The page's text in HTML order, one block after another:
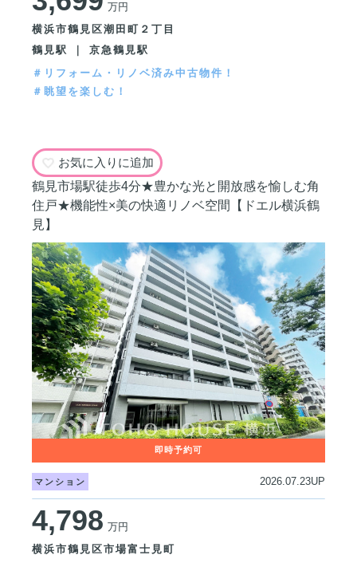
万円
横浜市鶴見区潮田町２丁目
鶴見駅 ｜ 京急鶴見駅
＃リフォーム・リノベ済み中古物件！
＃眺望を楽しむ！
お気に入りに追加
鶴見市場駅徒歩4分★豊かな光と開放感を愉しむ角
住戸★機能性×美の快適リノベ空間【ドエル横浜鶴
見】
マンション 2026.07.23UP
4,798 万円
横浜市鶴見区市場富士見町